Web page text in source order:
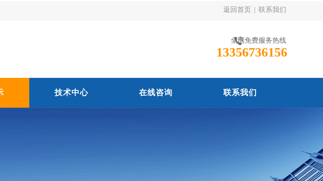
返回首页 联系我们
全国免费服务热线
13356736156
技术中心 在线咨询 联系我们